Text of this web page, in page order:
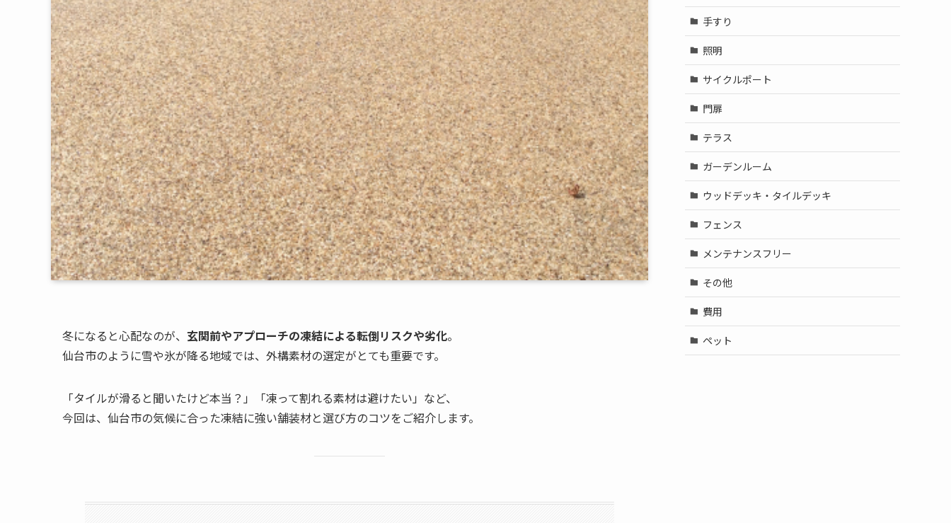
冬になると心配なのが、 玄関前やアプローチの凍結による転倒リスクや劣化。
仙台市のように雪や氷が降る地域では、外構素材の選定がとても重要です。
「タイルが滑ると聞いたけど本当？」「凍って割れる素材は避けたい」など、
今回は、仙台市の気候に合った凍結に強い舗装材と選び方のコツをご紹介します。
手すり
照明
サイクルポート
門扉
テラス
ガーデンルーム
ウッドデッキ・タイルデッキ
フェンス
メンテナンスフリー
その他
費用
ペット